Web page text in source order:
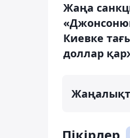
Жаңа
Киевке
доллар